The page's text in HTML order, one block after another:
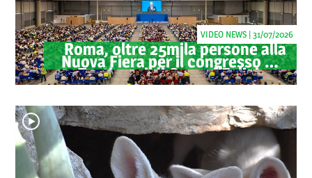
Roma, oltre 25mila persone alla
Nuova Fiera per il congresso dei
Testimoni di Geova "Felici per
sempre"
VIDEO NEWS | 31/07/2026